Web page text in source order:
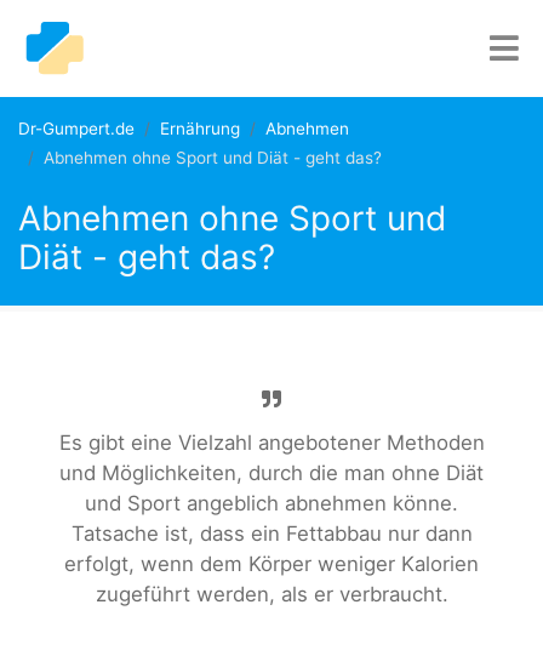
Dr-Gumpert.de Ernährung
Abnehmen
Abnehmen ohne Sport und Diät - geht das?
Abnehmen ohne Sport und
Diät - geht das?
Es gibt eine Vielzahl angebotener Methoden
und Möglichkeiten, durch die man ohne Diät
und Sport angeblich abnehmen könne.
Tatsache ist, dass ein Fettabbau nur dann
erfolgt, wenn dem Körper weniger Kalorien
zugeführt werden, als er verbraucht.